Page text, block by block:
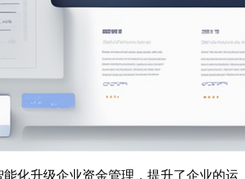
化升级企业资金管理，提升了企业的运